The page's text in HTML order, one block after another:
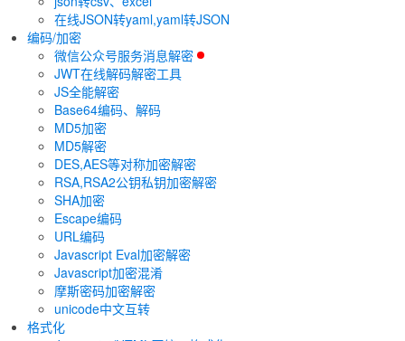
在线JSON转yaml,yaml转JSON
编码/加密
微信公众号服务消息解密
JWT在线解码解密工具
JS全能解密
Base64编码、解码
MD5加密
MD5解密
DES,AES等对称加密解密
RSA,RSA2公钥私钥加密解密
SHA加密
Escape编码
URL编码
Javascript Eval加密解密
Javascript加密混淆
摩斯密码加密解密
unicode中文互转
格式化